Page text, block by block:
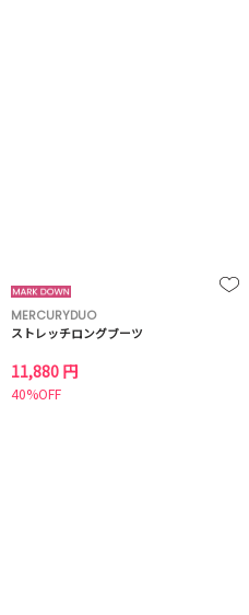
MERCURYDUO
ストレッチロングブーツ
11,880 円
40%OFF